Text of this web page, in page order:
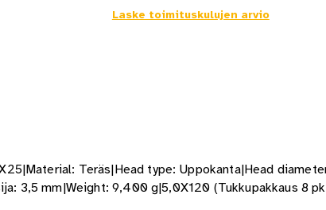
Laske toimituskulujen arvio
Teräs|Head type: Uppokanta|Head
3,5 mm|Weight: 9,400 g|5,0X120 (Tukkupakkaus 8